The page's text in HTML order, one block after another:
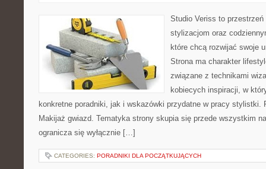
Studio Veriss to
stylizacjom oraz
które chcą rozwijać swoje
Strona ma charakter
związane z technikami
kobiecych inspiracji, w
konkretne poradniki, jak i wskazówki przydatne w pracy stylistki.
Makijaż gwiazd. Tematyka strony skupia się przede wszystkim
ogranicza się wyłącznie […]
CATEGORIES: PORADNIKI DLA POCZĄTKUJĄCYCH